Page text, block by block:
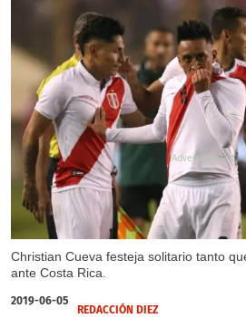
Christian Cueva festeja solitario tanto
ante Costa Rica.
2019-06-05
REDACCIÓN DIEZ